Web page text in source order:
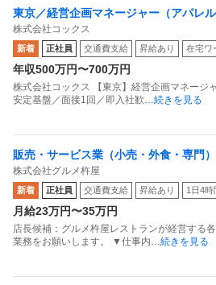
東京／経営企画マネージャー（アパレ
面接1回／即入社歓迎
株式会社コックス
新着 正社員 交通費支給 昇給あり 在宅ワ
年収500万円〜700万円
株式会社コックス 【東京】経営企画マネージ
安定基盤／面接1回／即入社歓 …続きを見る
販売・サービス業（小売・外食・専門）
株式会社グルメ杵屋
新着 正社員 交通費支給 昇給あり 1日4
月給23万円〜35万円
店長候補：グルメ杵屋レストランが経営する
業務をお願いします。 ▼仕事内 …続きを見る